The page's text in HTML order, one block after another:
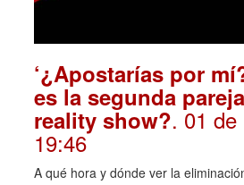
‘¿Apostarías por
es la segunda
reality show?. 01
19:46
A qué hora y dónde ver la